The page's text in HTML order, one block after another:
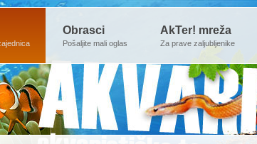
Obrasci
Pošaljite mali oglas
AkTer! mreža
Za prave zaljubljenike